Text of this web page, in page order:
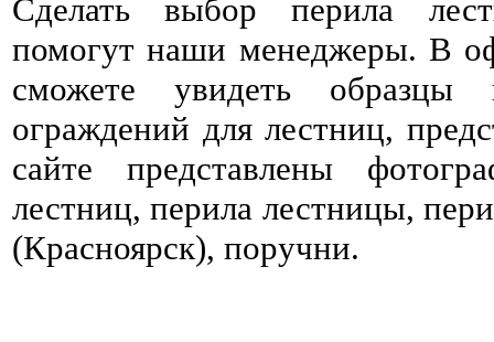
Сделать выбор перила
помогут наши менеджеры. В
сможете увидеть
ограждений для лестниц,
сайте представлены
лестниц, перила лестницы,
(Красноярск), поручни.